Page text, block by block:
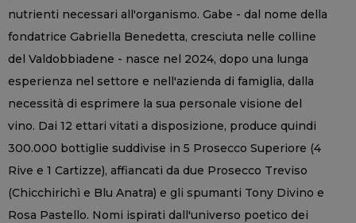
nutrienti necessari all'organismo. Gabe - dal nome della
fondatrice Gabriella Benedetta, cresciuta nelle colline
del Valdobbiadene - nasce nel 2024, dopo una lunga
esperienza nel settore e nell'azienda di famiglia, dalla
necessità di esprimere la sua personale visione del
vino. Dai 12 ettari vitati a disposizione, produce quindi
300.000 bottiglie suddivise in 5 Prosecco Superiore (4
Rive e 1 Cartizze), affiancati da due Prosecco Treviso
(Chicchirichì e Blu Anatra) e gli spumanti Tony Divino e
Rosa Pastello. Nomi ispirati dall'universo poetico dei